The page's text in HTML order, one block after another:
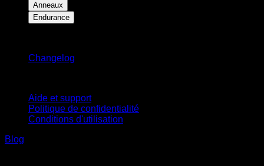
Anneaux
Endurance
Changelog
Aide et support
Politique de confidentialité
Conditions d'utilisation
Blog